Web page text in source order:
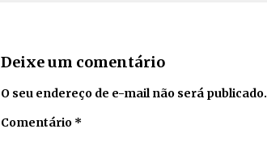
Deixe um comentário
O seu endereço de e-mail não será publicado.
Comentário *